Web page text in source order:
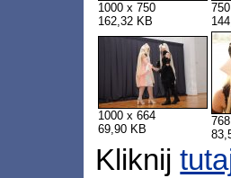
1000 x 750
162,32 KB
1000 x 664
69,90 KB
Kliknij